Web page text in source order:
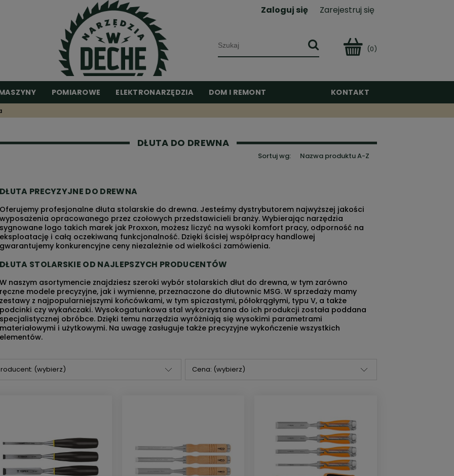
Zaloguj się Zarejestruj się
(0)
POMIAROWE ELEKTRONARZĘDZIA DOM I REMONT KONTAKT
DŁUTA DO DREWNA
Sortuj wg: Nazwa produktu A-Z
DŁUTA PRECYZYJNE DO DREWNA
Oferujemy profesjonalne dłuta stolarskie do drewna. Jesteśmy dystrybutorem najwyższej jakości
wyposażenia opracowanego przez czołowych przedstawicieli branży. Wybierając narzędzia
sygnowane logo takich marek jak Proxxon, możesz liczyć na wysoki komfort pracy, odporność na
eksploatację i całą oczekiwaną funkcjonalność. Dzięki ścisłej współpracy handlowej
gwarantujemy konkurencyjne ceny niezależnie od wielkości zamówienia.
DŁUTA STOLARSKIE OD NAJLEPSZYCH PRODUCENTÓW
W naszym asortymencie znajdziesz szeroki wybór stolarskich dłut do drewna, w tym zarówno
ręczne modele precyzyjne, jak i wymienne, przeznaczone do dłutownic MSG. W sprzedaży mamy
zestawy z najpopularniejszymi końcówkami, w tym spiczastymi, półokrągłymi, typu V, a także
podcinki czy wykańczaki. Wysokogatunkowa stal wykorzystana do ich produkcji została poddana
specjalistycznej obróbce. Dzięki temu narzędzia wyróżniają się wysokimi parametrami
materiałowymi i użytkowymi. Na uwagę zasługuje także precyzyjne wykończenie wszystkich
elementów.
(wybierz) Cena: (wybierz)